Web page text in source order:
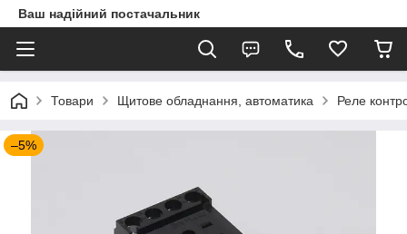
Ваш надійний постачальник
Товари Щитове обладнання, автоматика Реле
–5%